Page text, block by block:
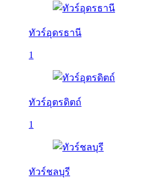
ทัวร์อุดรธานี
1
ทัวร์อุตรดิตถ์
1
ทัวร์ชลบุรี